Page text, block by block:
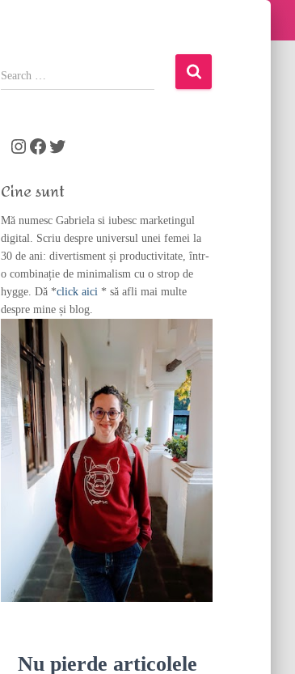
S
e
o
Instagram Facebook Twitter
Cine sunt
Mă numesc Gabriela si iubesc marketingul
digital. Scriu despre universul unei femei la
30 de ani: divertisment și productivitate, într-
o combinație de minimalism cu o strop de
hygge. Dă *click aici * să afli mai multe
despre mine și blog.